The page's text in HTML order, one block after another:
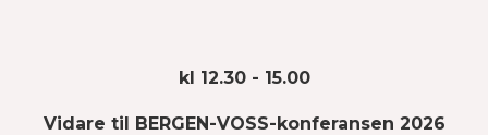
kl 12.30 - 15.00
Vidare til BERGEN-VOSS-konferansen 2026